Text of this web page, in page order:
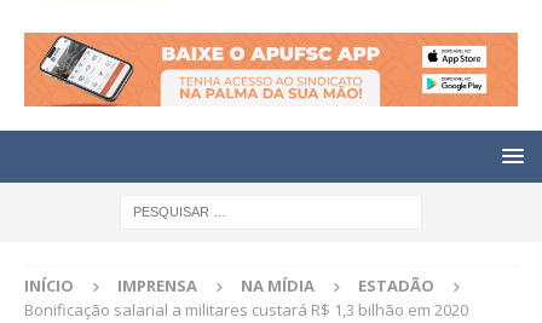
INÍCIO IMPRENSA NA MÍDIA
ESTADÃO
Bonificação salarial a militares custará R$ 1,3 bilhão em 2020